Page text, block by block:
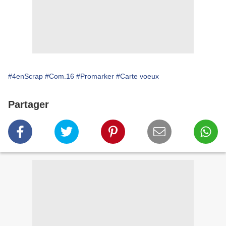
#4enScrap #Com.16 #Promarker #Carte voeux
Partager